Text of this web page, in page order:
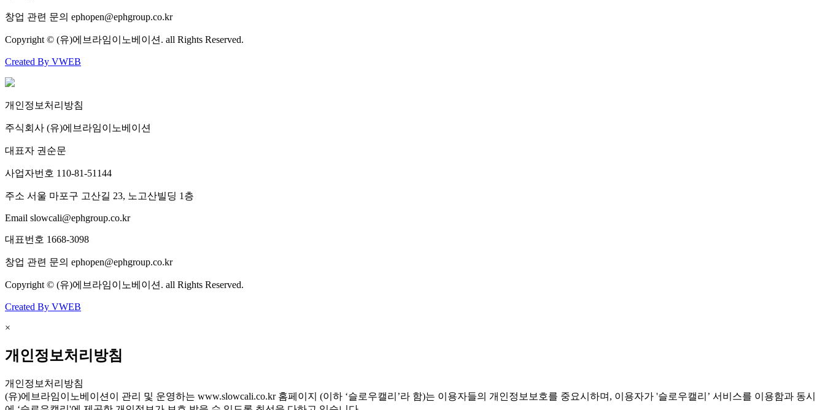
창업 관련 문의 ephopen@ephgroup.co.kr
Copyright © (유)에브라임이노베이션. all Rights Reserved.
Created By VWEB
개인정보처리방침
주식회사 (유)에브라임이노베이션
대표자 권순문
사업자번호 110-81-51144
주소 서울 마포구 고산길 23, 노고산빌딩 1층
Email slowcali@ephgroup.co.kr
대표번호 1668-3098
창업 관련 문의 ephopen@ephgroup.co.kr
Copyright © (유)에브라임이노베이션. all Rights Reserved.
Created By VWEB
×
개인정보처리방침
개인정보처리방침
(유)에브라임이노베이션이 관리 및 운영하는 www.slowcali.co.kr 홈페이지 (이하 ‘슬로우캘리’라 함)는 이용자들의 개인정보보호를 중요시하며, 이용자가 '슬로우캘리’ 서비스를 이용함과 동시